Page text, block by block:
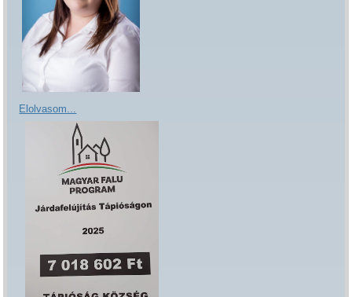
Elolvasom...